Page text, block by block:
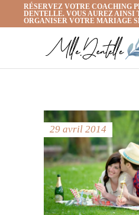
RÉSERVEZ VOTRE COACHING
DENTELLE. VOUS AUREZ AINSI
ORGANISER VOTRE MARIAGE
29 avril 2014